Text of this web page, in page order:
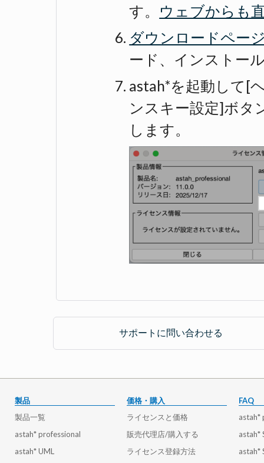
す。 ウェブからも
ダウンロードペー
ード、インストー
astah*を起動して[
ンスキー設定]ボタ
します。
サポートに問い合わせる
製品
製品一覧
astah* professional
astah* UML
価格・購入
ライセンスと価格
販売代理店/購入する
ライセンス登録方法
FAQ
astah*
astah*
astah*